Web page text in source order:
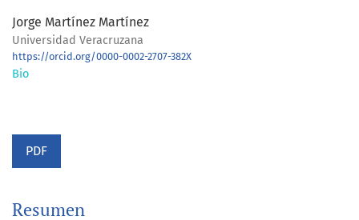
Jorge Martínez Martínez
Universidad Veracruzana
https://orcid.org/0000-0002-2707-382X
Bio
PDF
Resumen